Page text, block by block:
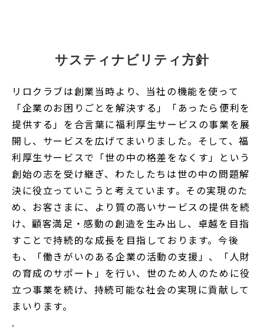
サスティナビリティ方針
リロクラブは創業当時より、当社の機能を使って
「企業のお困りごとを解決する」「あったら便利を
提供する」を合言葉に福利厚生サービスの事業を展
開し、サービスを広げてまいりました。そして、福
利厚生サービスで「世の中の格差をなくす」という
創始の志を受け継ぎ、わたしたちは世の中の問題解
決に役立っていこうと考えています。その実現のた
め、お客さまに、より質の高いサービスの提供を続
け、顧客満足・感動の創造を生み出し、卓越を目指
すことで持続的な成長を目指しております。今後
も、「働きがいのある企業の活動の支援」、「人財
の育成のサポート」を行い、世のため人のために役
立つ事業を続け、持続可能な社会の実現に貢献して
まいります。
.